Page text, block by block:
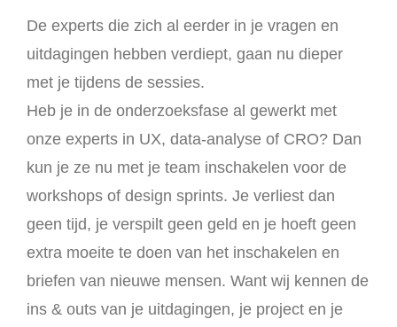
De experts die zich al eerder in je vragen en
uitdagingen hebben verdiept, gaan nu dieper
met je tijdens de sessies.
Heb je in de onderzoeksfase al gewerkt met
onze experts in UX, data-analyse of CRO? Dan
kun je ze nu met je team inschakelen voor de
workshops of design sprints. Je verliest dan
geen tijd, je verspilt geen geld en je hoeft geen
extra moeite te doen van het inschakelen en
briefen van nieuwe mensen. Want wij kennen de
ins & outs van je uitdagingen, je project en je